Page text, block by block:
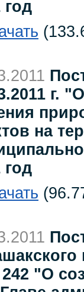
год
г.
на
год
"О